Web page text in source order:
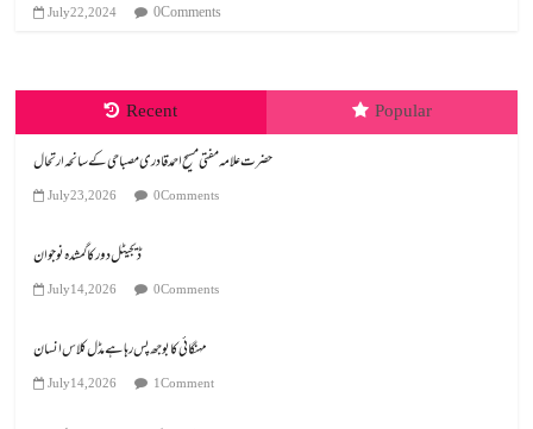
July 22, 2024 0 Comments
Recent Popular
July 23, 2026 0 Comments
ڈیجیٹل دور کا گمشدہ نوجوان
July 14, 2026 0 Comments
مہنگائی کا بوجھ پس رہا ہے مڈل کلاس انسان
July 14, 2026 1 Comment